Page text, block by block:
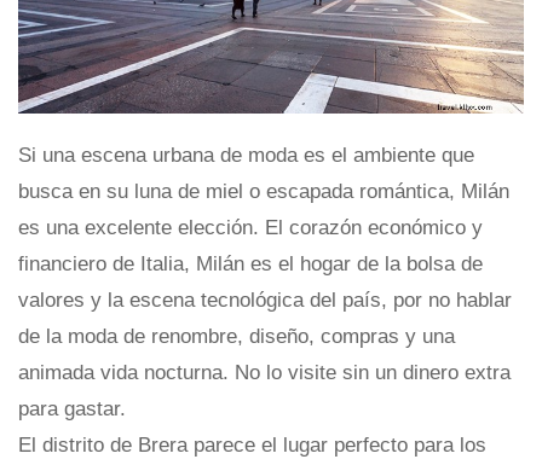
Si una escena urbana de moda es el ambiente que
busca en su luna de miel o escapada romántica, Milán
es una excelente elección. El corazón económico y
financiero de Italia, Milán es el hogar de la bolsa de
valores y la escena tecnológica del país, por no hablar
de la moda de renombre, diseño, compras y una
animada vida nocturna. No lo visite sin un dinero extra
para gastar.
El distrito de Brera parece el lugar perfecto para los